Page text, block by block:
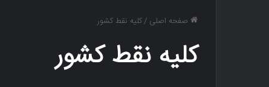
صفحه اصلی /کلیه نقط کشور
کلیه نقط کشور